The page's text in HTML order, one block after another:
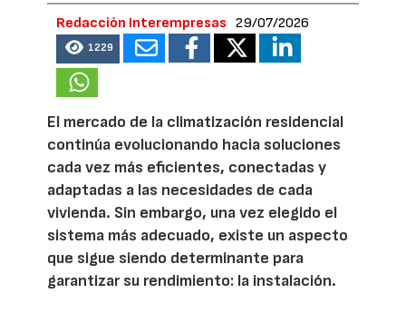
Redacción Interempresas 29/07/2026
1229
El mercado de la climatización residencial
continúa evolucionando hacia soluciones
cada vez más eficientes, conectadas y
adaptadas a las necesidades de cada
vivienda. Sin embargo, una vez elegido el
sistema más adecuado, existe un aspecto
que sigue siendo determinante para
garantizar su rendimiento: la instalación.